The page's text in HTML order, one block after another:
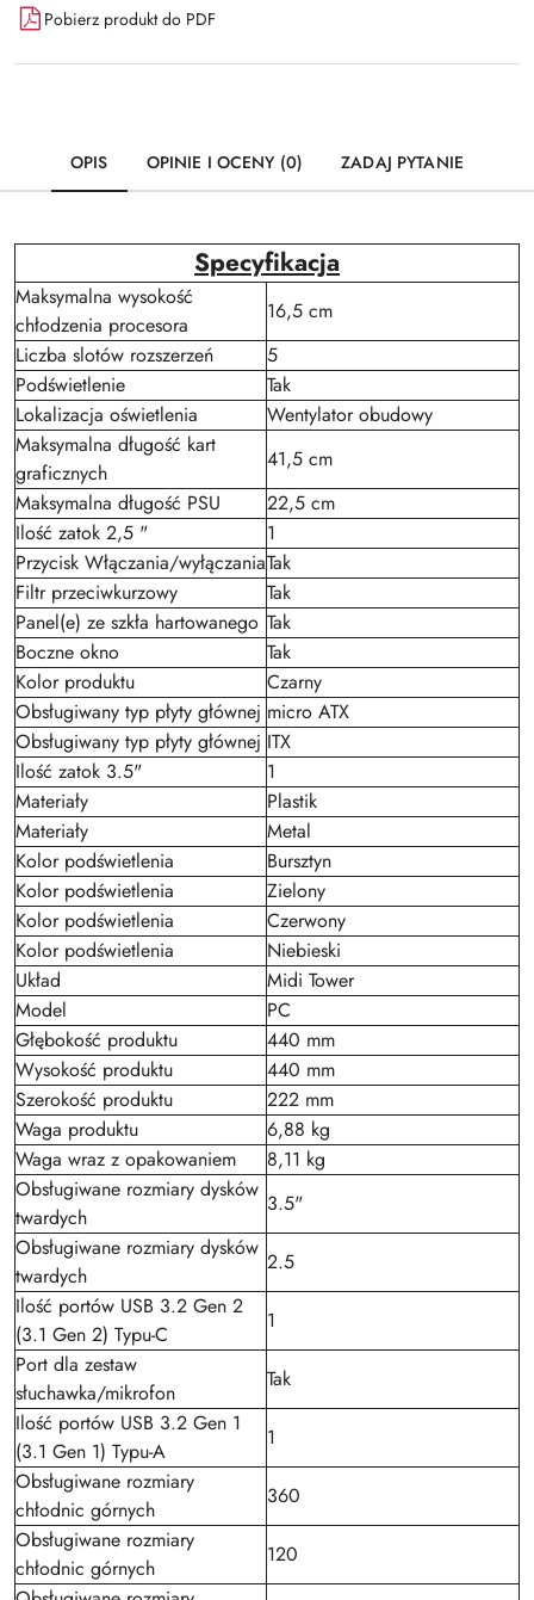
Pobierz produkt do PDF
OPIS OPINIE I OCENY (0) ZADAJ PYTANIE
Specyfikacja
Maksymalna wysokość
chłodzenia procesora
16,5 cm
Liczba slotów rozszerzeń
5
Podświetlenie
Tak
Lokalizacja oświetlenia
Wentylator obudowy
Maksymalna długość kart
graficznych
41,5 cm
Maksymalna długość PSU
22,5 cm
Ilość zatok 2,5 "
1
Przycisk Włączania/wyłączaniaTak
Filtr przeciwkurzowy
Tak
Panel(e) ze szkła hartowanego Tak
Boczne okno
Tak
Kolor produktu
Czarny
Obsługiwany typ płyty głównej micro ATX
Obsługiwany typ płyty głównej ITX
Ilość zatok 3.5"
1
Materiały
Plastik
Materiały
Metal
Kolor podświetlenia
Bursztyn
Kolor podświetlenia
Zielony
Kolor podświetlenia
Czerwony
Kolor podświetlenia
Niebieski
Układ
Midi Tower
Model
PC
Głębokość produktu
440 mm
Wysokość produktu
440 mm
Szerokość produktu
222 mm
Waga produktu
6,88 kg
Waga wraz z opakowaniem
8,11 kg
Obsługiwane rozmiary dysków
twardych
3.5"
Obsługiwane rozmiary dysków
twardych
2.5
Ilość portów USB 3.2 Gen 2
(3.1 Gen 2) Typu-C
1
Port dla zestaw
słuchawka/mikrofon
Tak
Ilość portów USB 3.2 Gen 1
(3.1 Gen 1) Typu-A
1
Obsługiwane rozmiary
chłodnic górnych
360
Obsługiwane rozmiary
chłodnic górnych
120